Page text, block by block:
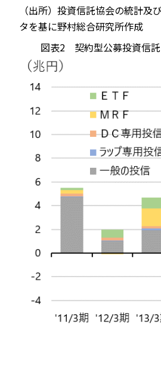
（出所）投資信託協会の統計及
タを基に野村総合研究所作成
図表2 契約型公募投資信